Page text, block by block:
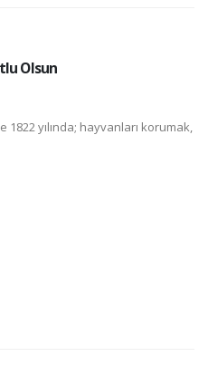
Olsun
yılında; hayvanları korumak,